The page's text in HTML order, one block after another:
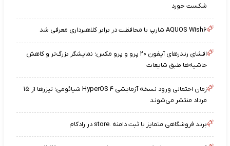
شکست خورد
AQUOS Wish۶ شارپ با محافظت در برابر کلاهبرداری معرفی شد
افشای رندرهای آیفون ۲۰ پرو و پرو مکس؛ نمایشگر بزرگ‌تر و کاهش
حاشیه‌ها طبق شایعات
زمان احتمالی ورود نسخه آزمایشی HyperOS ۴ شیائومی؛ تیزرها از ۱۵
مرداد منتشر می‌شوند
برند فروشگاهی متمایز با ثبت دامنه .store در رادکام